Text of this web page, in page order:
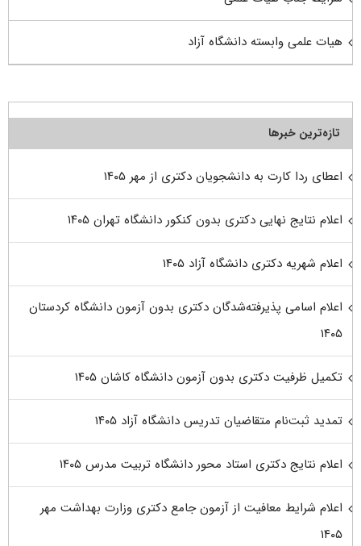
هیات علمی وابسته دانشگاه آزاد
تازه‌ترین خبرها
اعطای ردا کارت به دانشجویان دکتری از مهر ۱۴۰۵
اعلام نتایج نهایی دکتری بدون کنکور دانشگاه تهران ۱۴۰۵
اعلام شهریه دکتری دانشگاه آزاد ۱۴۰۵
اعلام اسامی پذیرفته‌شدگان دکتری بدون آزمون دانشگاه کردستان
۱۴۰۵
تکمیل ظرفیت دکتری بدون آزمون دانشگاه کاشان ۱۴۰۵
تمدید ثبت‌نام متقاضیان تدریس دانشگاه آزاد ۱۴۰۵
اعلام نتایج دکتری استاد محور دانشگاه تربیت مدرس ۱۴۰۵
اعلام شرایط معافیت از آزمون جامع دکتری وزارت بهداشت مهر
۱۴۰۵